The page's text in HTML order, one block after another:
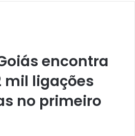
encontra
mil ligações
no primeiro